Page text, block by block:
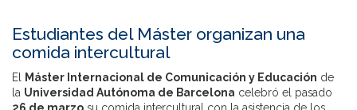
Estudiantes del Máster organizan una
comida intercultural
El Máster Internacional de Comunicación y Educación de
la Universidad Autónoma de Barcelona celebró el pasado